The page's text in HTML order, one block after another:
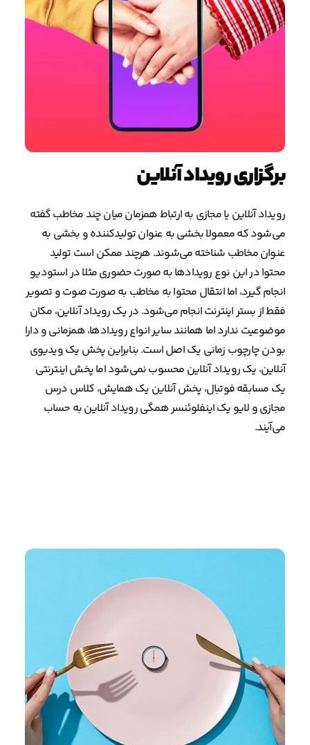
برگزاری رویداد آنلاین
رویداد آنلاین یا مجازی به ارتباط همزمان میان چند مخاطب گفته
می‌شود که معمولا بخشی به عنوان تولیدکننده و بخشی به
عنوان مخاطب شناخته می‌شوند. هرچند ممکن است تولید
محتوا در این نوع رویدادها به صورت حضوری مثلا در استودیو
انجام گیرد، اما انتقال محتوا به مخاطب به صورت صوت و تصویر
فقط از بستر اینترنت انجام می‌شود. در یک رویداد آنلاین، مکان
موضوعیت ندارد اما همانند سایر انواع رویدادها، همزمانی و دارا
بودن چارچوب زمانی یک اصل است. بنابراین پخش یک ویدیوی
آنلاین، یک رویداد آنلاین محسوب نمی‌شود اما پخش اینترنتی
یک مسابقه فوتبال، پخش آنلاین یک همایش، کلاس درس
مجازی و لایو یک اینفلوئنسر همگی رویداد آنلاین به حساب
می‌آیند.